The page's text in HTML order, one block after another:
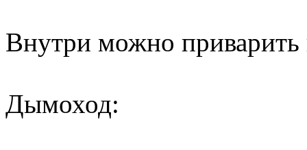
Внутри можно
Дымоход: